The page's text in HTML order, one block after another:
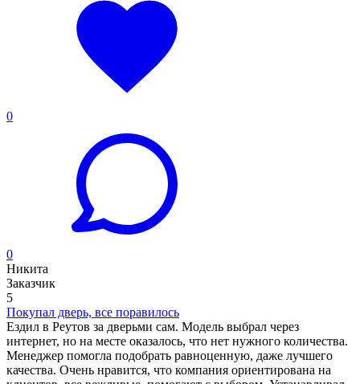
0
0
Никита
Заказчик
5
Покупал дверь, все поравилось
Ездил в Реутов за дверьми сам. Модель выбрал через
интернет, но на месте оказалось, что нет нужного количества.
Менеджер помогла подобрать равноценную, даже лучшего
качества. Очень нравится, что компания ориентирована на